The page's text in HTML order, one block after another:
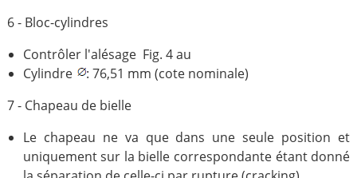
6 - Bloc-cylindres
Contrôler l'alésage Fig. 4 au
Cylindre
: 76,51 mm (cote nominale)
7 - Chapeau de bielle
Le chapeau ne va que dans une seule position et
uniquement sur la bielle correspondante étant donné